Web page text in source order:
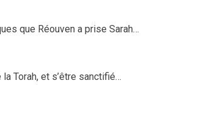
que Réouven a prise Sarah…
Torah, et s’être sanctifié…